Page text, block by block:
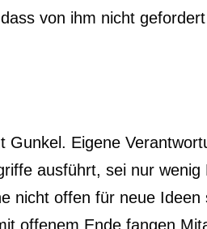
von ihm nicht
Eigene
ausführt, sei nur wenig
nicht offen für neue Ideen
offenem Ende fangen